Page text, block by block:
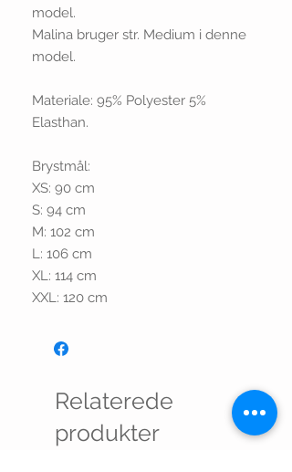
model.
Malina bruger str. Medium i denne
model.
Materiale: 95% Polyester 5%
Elasthan.
Brystmål:
XS: 90 cm
S: 94 cm
M: 102 cm
L: 106 cm
XL: 114 cm
XXL: 120 cm
Relaterede
produkter